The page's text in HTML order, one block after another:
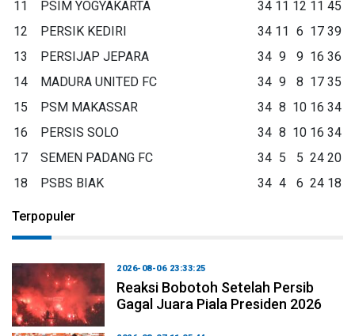
11 PSIM YOGYAKARTA 34 11 12 11 45
12
PERSIK KEDIRI 34 11 6 17 39
13
PERSIJAP JEPARA 34 9 9 16 36
14
MADURA UNITED FC 34 9 8 17 35
15
PSM MAKASSAR 34 8 10 16 34
16
PERSIS SOLO 34 8 10 16 34
17
SEMEN PADANG FC 34 5 5 24 20
18
PSBS BIAK 34 4 6 24 18
Terpopuler
2026-08-06 23:33:25
Reaksi Bobotoh Setelah Persib
Gagal Juara Piala Presiden 2026